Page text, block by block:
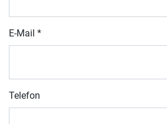
E-Mail *
Telefon